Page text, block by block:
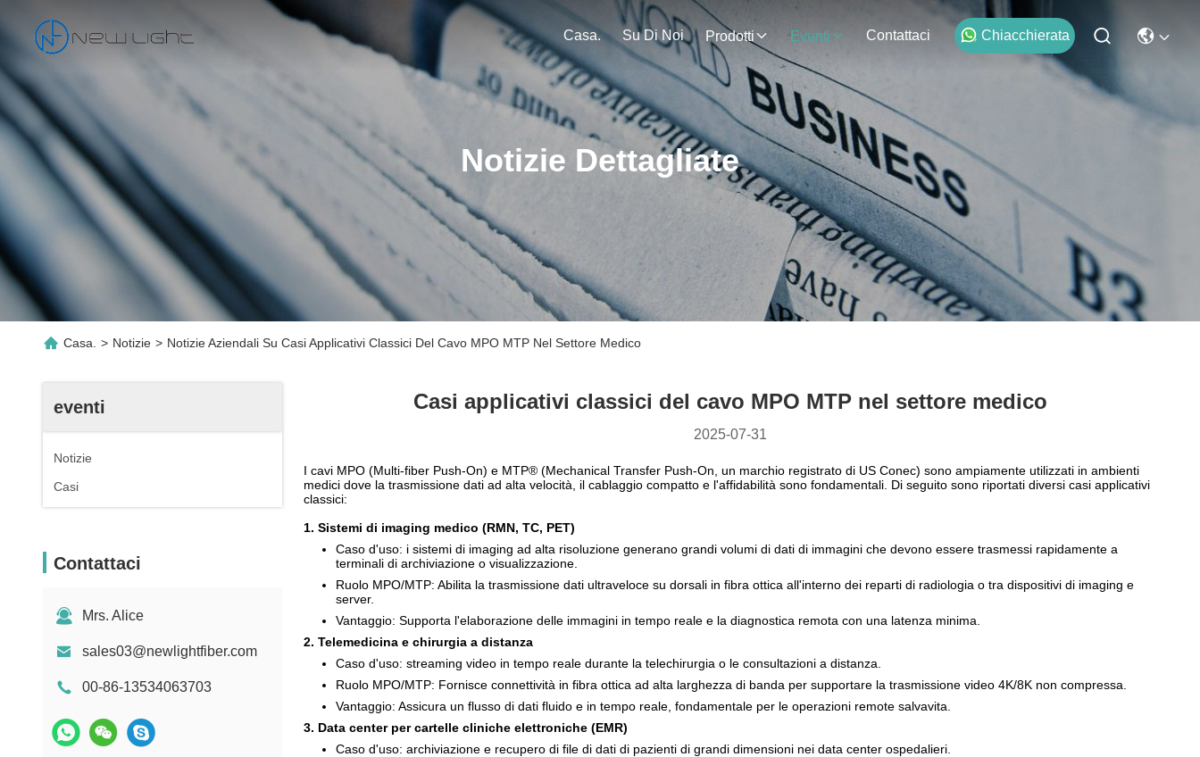
Casa. Su Di Noi Prodotti Eventi Contattaci Chiacchierata
Notizie Dettagliate
Casa. > Notizie > Notizie Aziendali Su Casi Applicativi Classici Del Cavo MPO MTP Nel Settore Medico
eventi
Notizie
Casi
Contattaci
Mrs. Alice
sales03@newlightfiber.com
00-86-13534063703
Casi applicativi classici del cavo MPO MTP nel settore medico
2025-07-31
I cavi MPO (Multi-fiber Push-On) e MTP® (Mechanical Transfer Push-On, un marchio registrato di US Conec) sono ampiamente utilizzati in ambienti
medici dove la trasmissione dati ad alta velocità, il cablaggio compatto e l'affidabilità sono fondamentali. Di seguito sono riportati diversi casi applicativi
classici:
1. Sistemi di imaging medico (RMN, TC, PET)
Caso d'uso: i sistemi di imaging ad alta risoluzione generano grandi volumi di dati di immagini che devono essere trasmessi rapidamente a
terminali di archiviazione o visualizzazione.
Ruolo MPO/MTP: Abilita la trasmissione dati ultraveloce su dorsali in fibra ottica all'interno dei reparti di radiologia o tra dispositivi di imaging e
server.
Vantaggio: Supporta l'elaborazione delle immagini in tempo reale e la diagnostica remota con una latenza minima.
2. Telemedicina e chirurgia a distanza
Caso d'uso: streaming video in tempo reale durante la telechirurgia o le consultazioni a distanza.
Ruolo MPO/MTP: Fornisce connettività in fibra ottica ad alta larghezza di banda per supportare la trasmissione video 4K/8K non compressa.
Vantaggio: Assicura un flusso di dati fluido e in tempo reale, fondamentale per le operazioni remote salvavita.
3. Data center per cartelle cliniche elettroniche (EMR)
Caso d'uso: archiviazione e recupero di file di dati di pazienti di grandi dimensioni nei data center ospedalieri.